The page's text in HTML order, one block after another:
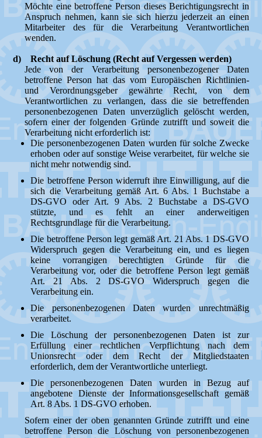
Möchte eine betroffene Person dieses Berichtigungsrecht in
Anspruch nehmen, kann sie sich hierzu jederzeit an einen
Mitarbeiter des für die Verarbeitung Verantwortlichen
wenden.
d) Recht auf Löschung (Recht auf Vergessen werden)
Jede von der Verarbeitung personenbezogener Daten
betroffene Person hat das vom Europäischen Richtlinien-
und Verordnungsgeber gewährte Recht, von dem
Verantwortlichen zu verlangen, dass die sie betreffenden
personenbezogenen Daten unverzüglich gelöscht werden,
sofern einer der folgenden Gründe zutrifft und soweit die
Verarbeitung nicht erforderlich ist:
Die personenbezogenen Daten wurden für solche Zwecke
erhoben oder auf sonstige Weise verarbeitet, für welche sie
nicht mehr notwendig sind.
Die betroffene Person widerruft ihre Einwilligung, auf die
sich die Verarbeitung gemäß Art. 6 Abs. 1 Buchstabe a
DS-GVO oder Art. 9 Abs. 2 Buchstabe a DS-GVO
stützte, und es fehlt an einer anderweitigen
Rechtsgrundlage für die Verarbeitung.
Die betroffene Person legt gemäß Art. 21 Abs. 1 DS-GVO
Widerspruch gegen die Verarbeitung ein, und es liegen
keine vorrangigen berechtigten Gründe für die
Verarbeitung vor, oder die betroffene Person legt gemäß
Art. 21 Abs. 2 DS-GVO Widerspruch gegen die
Verarbeitung ein.
Die personenbezogenen Daten wurden unrechtmäßig
verarbeitet.
Die Löschung der personenbezogenen Daten ist zur
Erfüllung einer rechtlichen Verpflichtung nach dem
Unionsrecht oder dem Recht der Mitgliedstaaten
erforderlich, dem der Verantwortliche unterliegt.
Die personenbezogenen Daten wurden in Bezug auf
angebotene Dienste der Informationsgesellschaft gemäß
Art. 8 Abs. 1 DS-GVO erhoben.
Sofern einer der oben genannten Gründe zutrifft und eine
betroffene Person die Löschung von personenbezogenen